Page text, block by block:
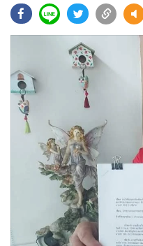
• ละคร
CbizReview
• ผู้จัดกวน
Good health & Well-being
Green Innovation & SD
Management & HR
MGR Live
Infographic
การเมือง
•
ท่องเที่ยว